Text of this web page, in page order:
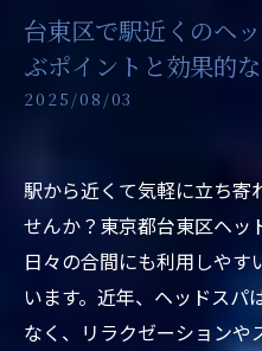
台東区で駅近くのヘ
ぶポイントと効果的
2025/08/03
駅から近くて気軽に立ち寄
せんか？東京都台東区ヘッ
日々の合間にも利用しやす
います。近年、ヘッドスパ
なく、リラクゼーションや